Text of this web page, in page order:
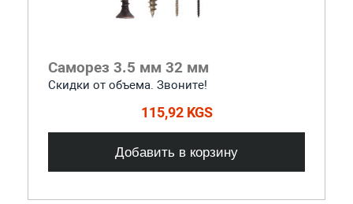
Саморез 3.5 мм 32 мм
Скидки от объема. Звоните!
115,92 KGS
Добавить в корзину